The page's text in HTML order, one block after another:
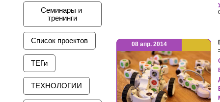
Семинары и
тренинги
Список проектов
ТЕГи
ТЕХНОЛОГИИ
08 апр. 2014